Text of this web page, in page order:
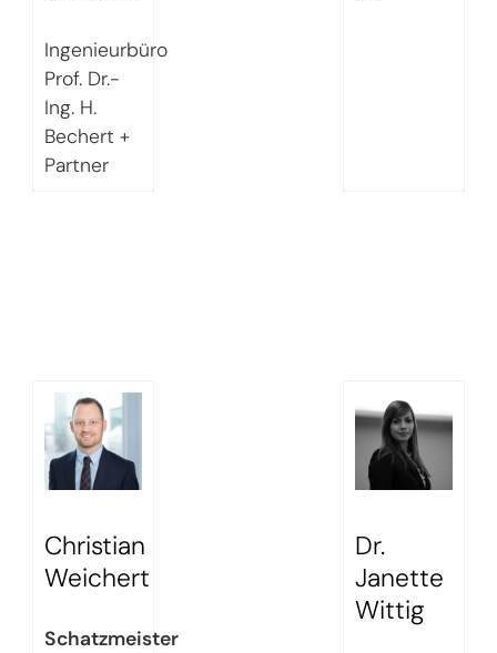
Ingenieurbüro
Prof. Dr.-
Ing. H.
Bechert +
Partner
Christian
Weichert
Schatzmeister
Dr.
Janette
Wittig